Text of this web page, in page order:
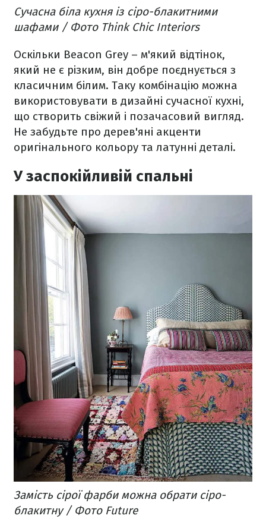
Сучасна біла кухня із сіро-блакитними
шафами / Фото Think Chic Interiors
Оскільки Beacon Grey – м'який відтінок,
який не є різким, він добре поєднується з
класичним білим. Таку комбінацію можна
використовувати в дизайні сучасної кухні,
що створить свіжий і позачасовий вигляд.
Не забудьте про дерев'яні акценти
оригінального кольору та латунні деталі.
У заспокійливій спальні
Замість сірої фарби можна обрати сіро-
блакитну / Фото Future